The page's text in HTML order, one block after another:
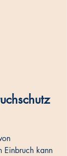
Einbruch kann